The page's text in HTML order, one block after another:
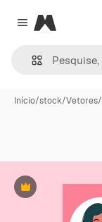
Close menu
Magnific
Início/stock/Vetores/
Premium